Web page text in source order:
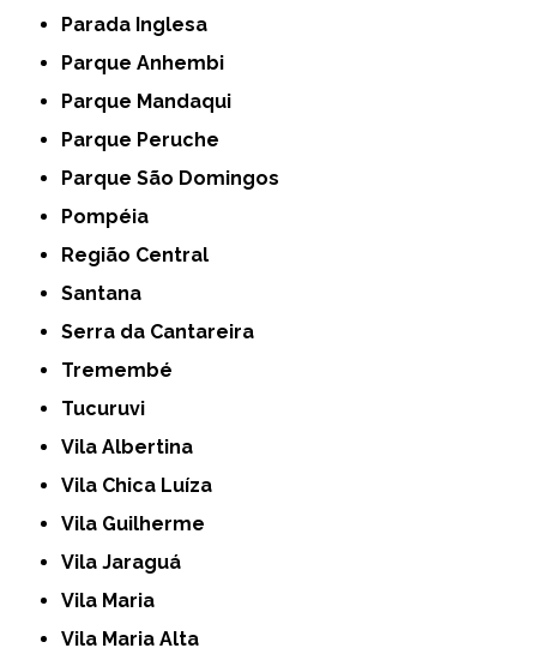
Parada Inglesa
Parque Anhembi
Parque Mandaqui
Parque Peruche
Parque São Domingos
Pompéia
Região Central
Santana
Serra da Cantareira
Tremembé
Tucuruvi
Vila Albertina
Vila Chica Luíza
Vila Guilherme
Vila Jaraguá
Vila Maria
Vila Maria Alta